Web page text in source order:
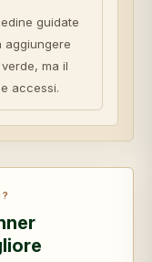
guidate
aggiungere
ma il
accessi.